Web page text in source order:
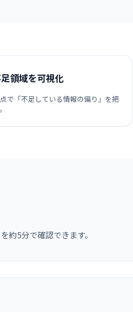
領域を可視化
で「不足している情報の偏り」を把
約5分で確認できます。